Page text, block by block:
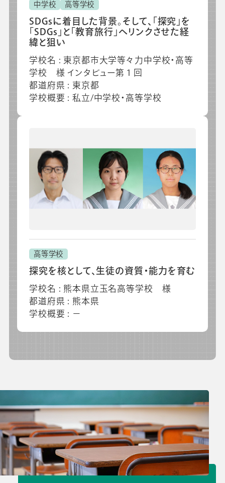
中学校 高等学校
SDGsに着目した背景。そして、「探究」を
「SDGs」と「教育旅行」へリンクさせた経
緯と狙い
学校名 : 東京都市大学等々力中学校・高等
学校 様 インタビュー第１回
都道府県 : 東京都
学校概要 : 私立/中学校・高等学校
高等学校
探究を核として、生徒の資質・能力を育む
学校名 : 熊本県立玉名高等学校 様
都道府県 : 熊本県
学校概要 : －